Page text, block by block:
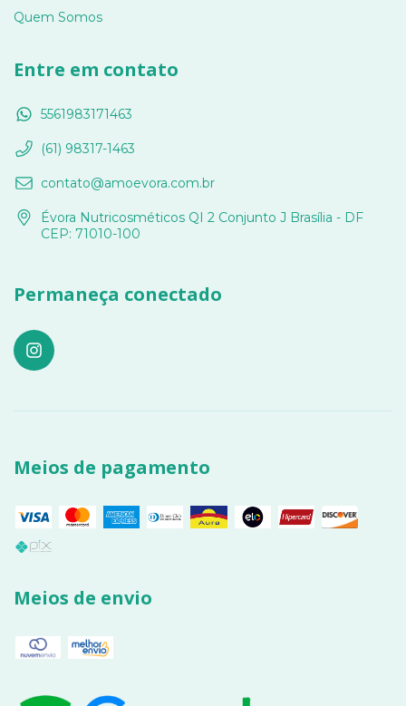
Quem Somos
Entre em contato
5561983171463
(61) 98317-1463
contato@amoevora.com.br
Évora Nutricosméticos QI 2 Conjunto J Brasília - DF
CEP: 71010-100
Permaneça conectado
Meios de pagamento
Meios de envio